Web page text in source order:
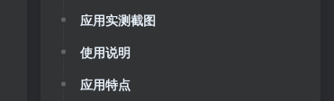
应用实测截图
使用说明
应用特点